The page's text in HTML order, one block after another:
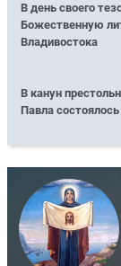
В день своего
Божественную
Владивостока
В канун
Павла